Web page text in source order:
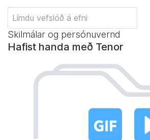
Skilmálar og persónuvernd
Hafist handa með Tenor